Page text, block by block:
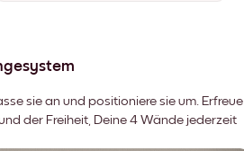
sie an und positioniere sie um. Erfreue
der Freiheit, Deine 4 Wände jederzeit